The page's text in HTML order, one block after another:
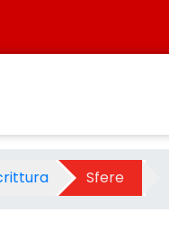
blu -
Sfere